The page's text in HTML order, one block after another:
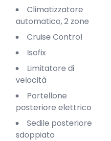
Climatizzatore
automatico, 2 zone
Cruise Control
Isofix
Limitatore di
velocità
Portellone
posteriore elettrico
Sedile posteriore
sdoppiato